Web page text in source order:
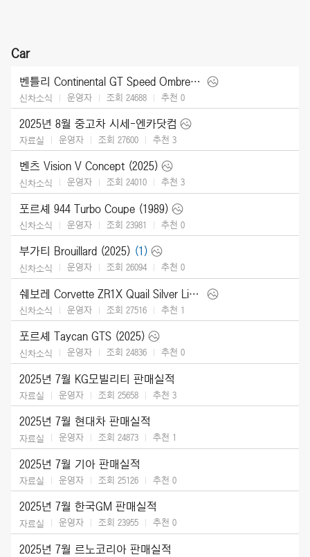
Car
벤틀리 Continental GT Speed Ombre by Mulliner (2025)
신차소식 운영자 조회 24688 추천 0
2025년 8월 중고차 시세-엔카닷컴
자료실 운영자 조회 27600 추천 3
벤츠 Vision V Concept (2025)
신차소식 운영자 조회 24010 추천 3
포르셰 944 Turbo Coupe (1989)
신차소식 운영자 조회 23981 추천 0
부가티 Brouillard (2025) (1)
신차소식 운영자 조회 26094 추천 0
쉐보레 Corvette ZR1X Quail Silver Limited Edition (2026)
신차소식 운영자 조회 27516 추천 1
포르셰 Taycan GTS (2025)
신차소식 운영자 조회 24836 추천 0
2025년 7월 KG모빌리티 판매실적
자료실 운영자 조회 25658 추천 3
2025년 7월 현대차 판매실적
자료실 운영자 조회 24873 추천 1
2025년 7월 기아 판매실적
자료실 운영자 조회 25126 추천 0
2025년 7월 한국GM 판매실적
자료실 운영자 조회 23955 추천 0
2025년 7월 르노코리아 판매실적